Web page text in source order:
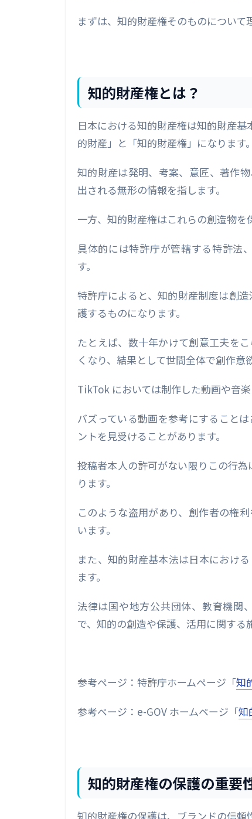
まずは、知的財産権そのものについて
知的財産権とは？
日本における知的財産権は知的財産
的財産」と「知的財産権」になります。
知的財産は発明、考案、意匠、著作
出される無形の情報を指します。
一方、知的財産権はこれらの創造物を
具体的には特許庁が管轄する特許法
す。
特許庁によると、知的財産制度は創
護するものになります。
たとえば、数十年かけて創意工夫を
くなり、結果として世間全体で創作意
TikTok においては制作した動画や音
バズっている動画を参考にすること
ントを見受けることがあります。
投稿者本人の許可がない限りこの行
ります。
このような盗用があり、創作者の権
います。
また、知的財産基本法は日本におけ
ます。
法律は国や地方公共団体、教育機関
で、知的の創造や保護、活用に関する
参考ページ：特許庁ホームページ「知
参考ページ：e-GOV ホームページ「知
知的財産権の保護の重要
知的財産権の保護は、ブランドの信頼